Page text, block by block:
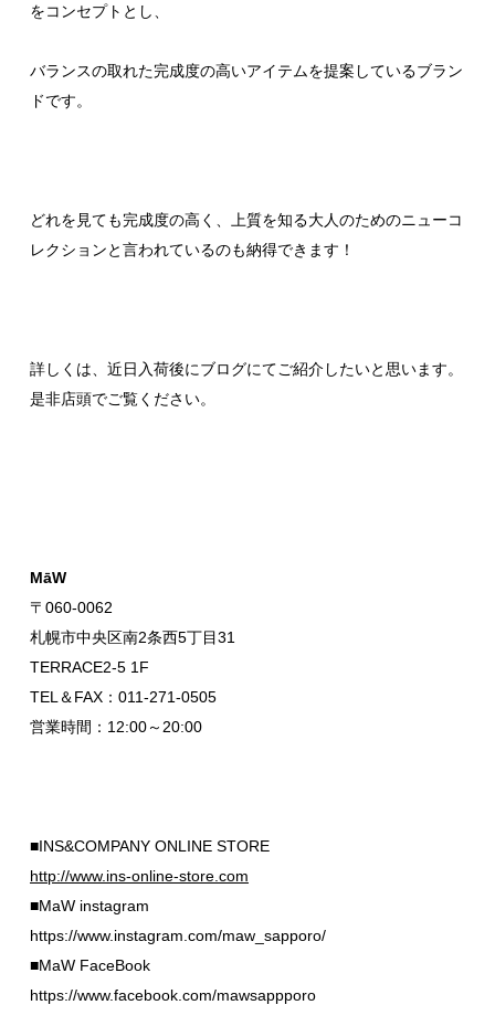
をコンセプトとし、
バランスの取れた完成度の高いアイテムを提案しているブラン
ドです。
どれを見ても完成度の高く、上質を知る大人のためのニューコ
レクションと言われているのも納得できます！
詳しくは、近日入荷後にブログにてご紹介したいと思います。
是非店頭でご覧ください。
MāW
〒060-0062
札幌市中央区南2条西5丁目31
TERRACE2-5 1F
TEL＆FAX：011-271-0505
営業時間：12:00～20:00
■INS&COMPANY ONLINE STORE
http://www.ins-online-store.com
■MaW instagram
https://www.instagram.com/maw_sapporo/
■MaW FaceBook
https://www.facebook.com/mawsappporo